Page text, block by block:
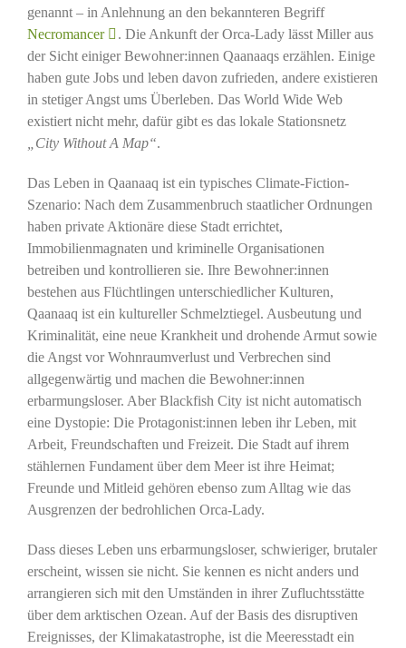
genannt – in Anlehnung an den bekannteren Begriff
Necromancer
. Die Ankunft der Orca-Lady lässt Miller aus
der Sicht einiger Bewohner:innen Qaanaaqs erzählen. Einige
haben gute Jobs und leben davon zufrieden, andere existieren
in stetiger Angst ums Überleben. Das World Wide Web
existiert nicht mehr, dafür gibt es das lokale Stationsnetz
„City Without A Map“.
Das Leben in Qaanaaq ist ein typisches Climate-Fiction-
Szenario: Nach dem Zusammenbruch staatlicher Ordnungen
haben private Aktionäre diese Stadt errichtet,
Immobilienmagnaten und kriminelle Organisationen
betreiben und kontrollieren sie. Ihre Bewohner:innen
bestehen aus Flüchtlingen unterschiedlicher Kulturen,
Qaanaaq ist ein kultureller Schmelztiegel. Ausbeutung und
Kriminalität, eine neue Krankheit und drohende Armut sowie
die Angst vor Wohnraumverlust und Verbrechen sind
allgegenwärtig und machen die Bewohner:innen
erbarmungsloser. Aber Blackfish City ist nicht automatisch
eine Dystopie: Die Protagonist:innen leben ihr Leben, mit
Arbeit, Freundschaften und Freizeit. Die Stadt auf ihrem
stählernen Fundament über dem Meer ist ihre Heimat;
Freunde und Mitleid gehören ebenso zum Alltag wie das
Ausgrenzen der bedrohlichen Orca-Lady.
Dass dieses Leben uns erbarmungsloser, schwieriger, brutaler
erscheint, wissen sie nicht. Sie kennen es nicht anders und
arrangieren sich mit den Umständen in ihrer Zufluchtsstätte
über dem arktischen Ozean. Auf der Basis des disruptiven
Ereignisses, der Klimakatastrophe, ist die Meeresstadt ein